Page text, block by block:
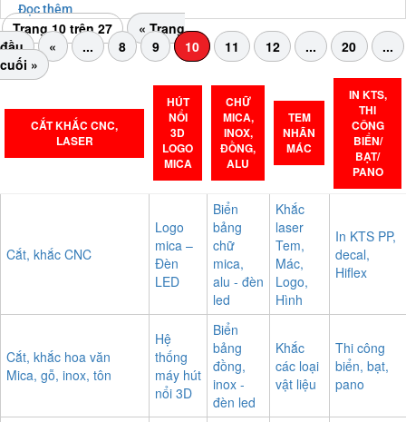
Đọc thêm
Trang 10 trên 27
« Trang
đầu
« ... 8 9 10 11 12 ... 20
...
cuối »
CẮT KHẮC CNC,
LASER
HÚT
NỔI
3D
LOGO
MICA
CHỮ
MICA,
INOX,
ĐỒNG,
ALU
TEM
NHÃN
MÁC
IN KTS,
THI
CÔNG
BIỂN/
BẠT/
PANO
Cắt, khắc CNC
Logo
mica –
Đèn
LED
Biển
bảng
chữ
mica,
alu - đèn
led
Khắc
laser
Tem,
Mác,
Logo,
Hình
In KTS PP,
decal,
Hiflex
Cắt, khắc hoa văn
Mica, gỗ, inox, tôn
Hệ
thống
máy hút
nổi 3D
Biển
bảng
đồng,
inox -
đèn led
Khắc
các loại
vật liệu
Thi công
biển, bạt,
pano